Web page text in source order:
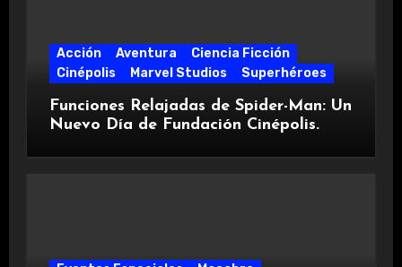
Acción Aventura
Ciencia Ficción
Cinépolis
Marvel Studios Superhéroes
Funciones Relajadas de Spider-Man: Un
Nuevo Día de Fundación Cinépolis.